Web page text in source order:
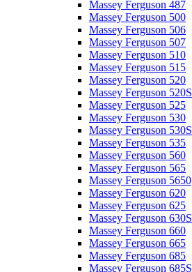
Massey Ferguson 487
Massey Ferguson 500
Massey Ferguson 506
Massey Ferguson 507
Massey Ferguson 510
Massey Ferguson 515
Massey Ferguson 520
Massey Ferguson 520S
Massey Ferguson 525
Massey Ferguson 530
Massey Ferguson 530S
Massey Ferguson 535
Massey Ferguson 560
Massey Ferguson 565
Massey Ferguson 5650
Massey Ferguson 620
Massey Ferguson 625
Massey Ferguson 630S
Massey Ferguson 660
Massey Ferguson 665
Massey Ferguson 685
Massey Ferguson 685S